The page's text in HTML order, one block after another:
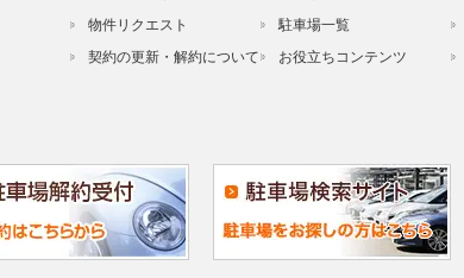
物件リクエスト
契約の更新・解約について
駐車場一覧
お役立ちコンテンツ